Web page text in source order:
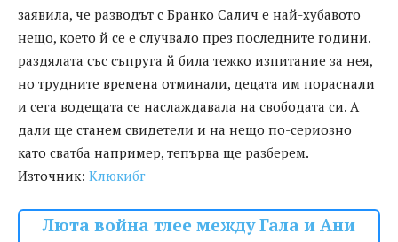
заявила, че разводът с Бранко Салич е най-хубавото
нещо, което й се е случвало през последните години.
раздялата със съпруга й била тежко изпитание за нея,
но трудните времена отминали, децата им пораснали
и сега водещата се наслаждавала на свободата си. А
дали ще станем свидетели и на нещо по-сериозно
като сватба например, тепърва ще разберем.
Източник: Клюкибг
Люта война тлее между Гала и Ани